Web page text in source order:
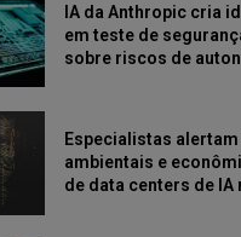
IA da Anthropic cria
em teste de
sobre riscos de
Especialistas
ambientais e
de data centers de IA